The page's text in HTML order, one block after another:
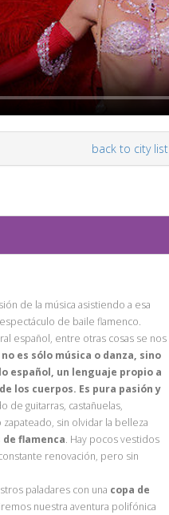
back to city list
de la música asistiendo a esa
de baile flamenco.
español, entre otras cosas se nos
es sólo música o danza, sino
español, un lenguaje propio a
los cuerpos. Es pura pasión y
de guitarras, castañuelas,
sin olvidar la belleza
flamenca. Hay pocos vestidos
renovación, pero sin
paladares con una copa de
nuestra aventura polifónica